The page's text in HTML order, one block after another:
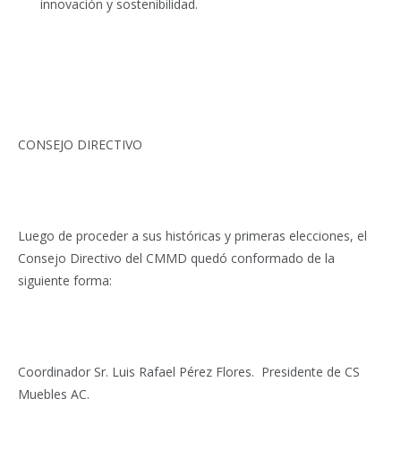
innovación y sostenibilidad.
CONSEJO DIRECTIVO
Luego de proceder a sus históricas y primeras elecciones, el
Consejo Directivo del CMMD quedó conformado de la
siguiente forma:
Coordinador Sr. Luis Rafael Pérez Flores. Presidente de CS
Muebles AC.